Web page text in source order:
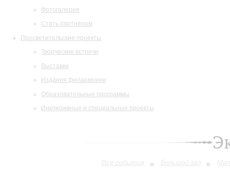
Фотогалерея
Стать партнером
Просветительские проекты
Творческие встречи
Выставки
Издания филармонии
Образовательные программы
Инклюзивные и специальные проекты
Все события Большой зал